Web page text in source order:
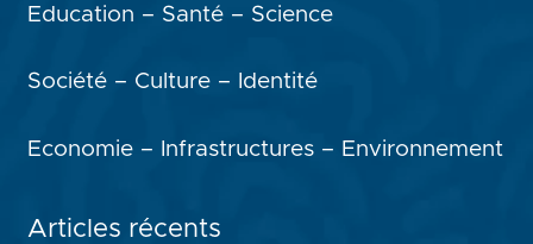
Education – Santé – Science
Société – Culture – Identité
Economie – Infrastructures – Environnement
Articles récents